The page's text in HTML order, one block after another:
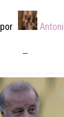
por